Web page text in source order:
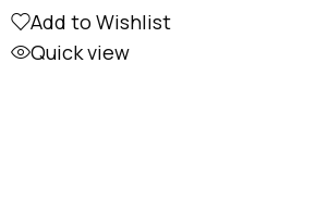
Add to Wishlist
Quick view